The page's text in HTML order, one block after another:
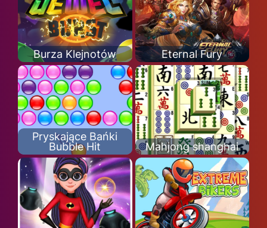
Burza Klejnotów Eternal Fury
Pryskające Bańki
Bubble Hit
Mahjong shanghai